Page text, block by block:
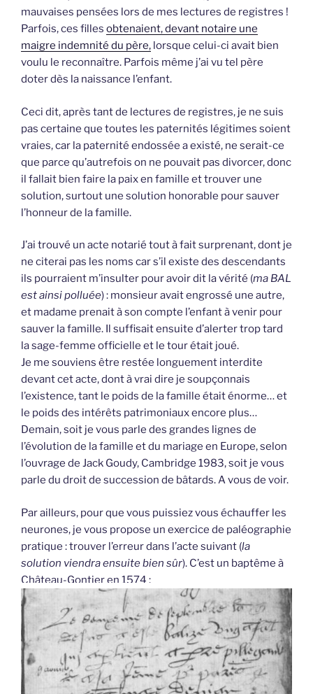
mauvaises pensées lors de mes lectures de registres !
Parfois, ces filles obtenaient, devant notaire une
maigre indemnité du père, lorsque celui-ci avait bien
voulu le reconnaître. Parfois même j’ai vu tel père
doter dès la naissance l’enfant.
Ceci dit, après tant de lectures de registres, je ne suis
pas certaine que toutes les paternités légitimes soient
vraies, car la paternité endossée a existé, ne serait-ce
que parce qu’autrefois on ne pouvait pas divorcer, donc
il fallait bien faire la paix en famille et trouver une
solution, surtout une solution honorable pour sauver
l’honneur de la famille.
J’ai trouvé un acte notarié tout à fait surprenant, dont je
ne citerai pas les noms car s’il existe des descendants
ils pourraient m’insulter pour avoir dit la vérité (ma BAL
est ainsi polluée) : monsieur avait engrossé une autre,
et madame prenait à son compte l’enfant à venir pour
sauver la famille. Il suffisait ensuite d’alerter trop tard
la sage-femme officielle et le tour était joué.
Je me souviens être restée longuement interdite
devant cet acte, dont à vrai dire je soupçonnais
l’existence, tant le poids de la famille était énorme… et
le poids des intérêts patrimoniaux encore plus…
Demain, soit je vous parle des grandes lignes de
l’évolution de la famille et du mariage en Europe, selon
l’ouvrage de Jack Goudy, Cambridge 1983, soit je vous
parle du droit de succession de bâtards. A vous de voir.
Par ailleurs, pour que vous puissiez vous échauffer les
neurones, je vous propose un exercice de paléographie
pratique : trouver l’erreur dans l’acte suivant (la
solution viendra ensuite bien sûr). C’est un baptême à
Château-Gontier en 1574 :